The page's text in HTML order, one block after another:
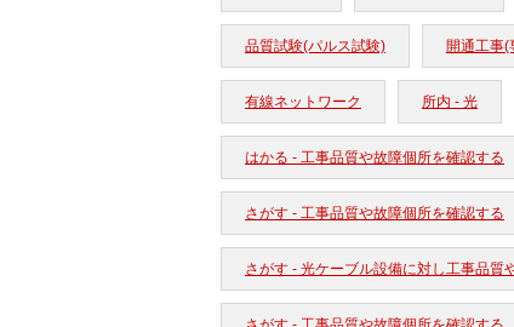
品質試験(パルス試験) 開通工事(
有線ネットワーク 所内 - 光
はかる - 工事品質や故障個所を確認する
さがす - 工事品質や故障個所を確認する
さがす - 光ケーブル設備に対し工事品質